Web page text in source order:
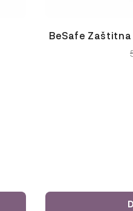
BeSafe